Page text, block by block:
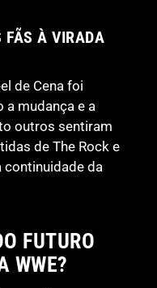
FÃS À VIRADA
de Cena foi
a mudança e a
outros sentiram
de The Rock e
continuidade da
FUTURO
WWE?